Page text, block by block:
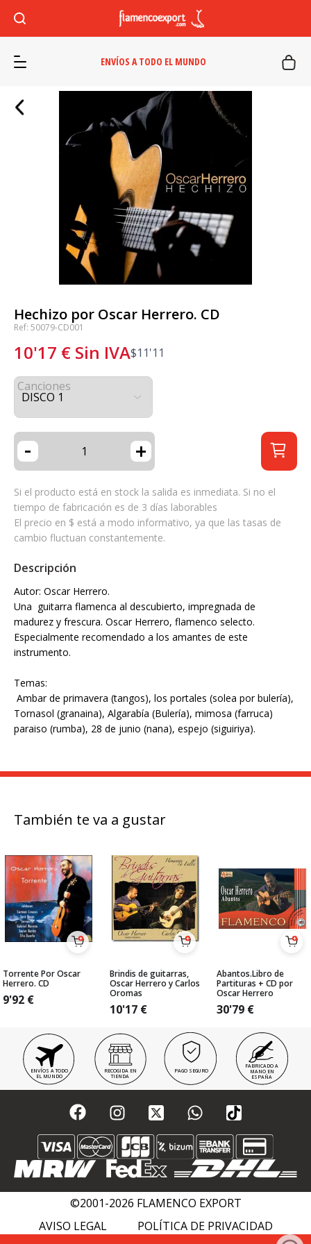
ENVÍOS A TODO EL MUNDO
Hechizo por Oscar Herrero. CD
Ref: 50079-CD001
10'17 € Sin IVA$11'11
Canciones
- +
Si el producto está en stock la salida es inmediata. Si no el
tiempo de fabricación es de 3 días laborables
El precio en $ está a modo informativo, ya que las tasas de
cambio fluctuan constantemente.
Descripción
Autor: Oscar Herrero.
Una guitarra flamenca al descubierto, impregnada de
madurez y frescura. Oscar Herrero, flamenco selecto.
Especialmente recomendado a los amantes de este
instrumento.
Temas:
Ambar de primavera (tangos), los portales (solea por bulería),
Tornasol (granaina), Algarabía (Bulería), mimosa (farruca)
paraiso (rumba), 28 de junio (nana), espejo (siguiriya).
También te va a gustar
Torrente Por Oscar
Herrero. CD
9'92 €
Brindis de guitarras,
Oscar Herrero y Carlos
Oromas
10'17 €
Abantos.Libro de
Partituras + CD por
Oscar Herrero
30'79 €
ENVÍOS A TODO
EL MUNDO
RECOGIDA EN
TIENDA
PAGO SEGURO
FABRICADO A
MANO EN
ESPAÑA
©2001-2026 FLAMENCO EXPORT
AVISO LEGAL
POLÍTICA DE PRIVACIDAD